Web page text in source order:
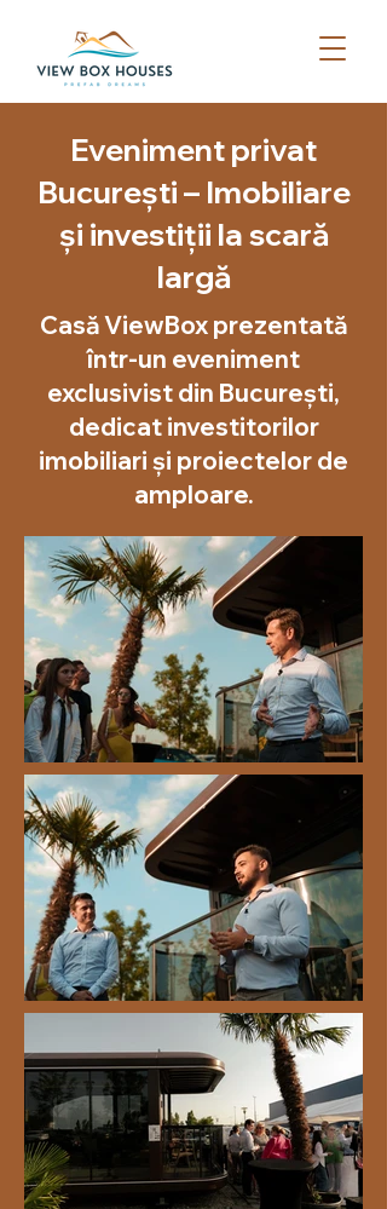
Eveniment privat
București – Imobiliare
și investiții la scară
largă
Casă ViewBox prezentată
într-un eveniment
exclusivist din București,
dedicat investitorilor
imobiliari și proiectelor de
amploare.